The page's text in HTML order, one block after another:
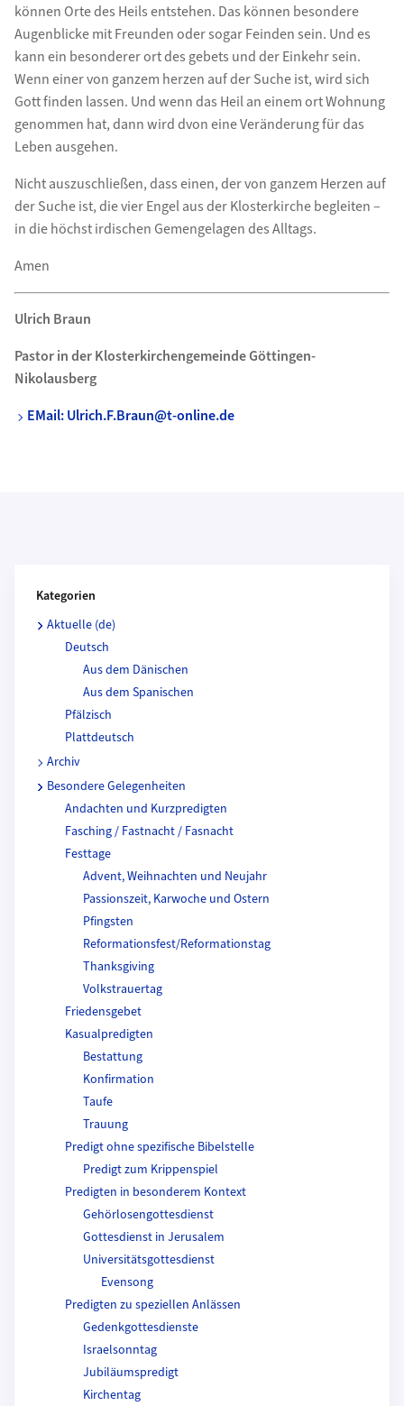
können Orte des Heils entstehen. Das können besondere
Augenblicke mit Freunden oder sogar Feinden sein. Und es
kann ein besonderer ort des gebets und der Einkehr sein.
Wenn einer von ganzem herzen auf der Suche ist, wird sich
Gott finden lassen. Und wenn das Heil an einem ort Wohnung
genommen hat, dann wird dvon eine Veränderung für das
Leben ausgehen.
Nicht auszuschließen, dass einen, der von ganzem Herzen auf
der Suche ist, die vier Engel aus der Klosterkirche begleiten –
in die höchst irdischen Gemengelagen des Alltags.
Amen
Ulrich Braun
Pastor in der Klosterkirchengemeinde Göttingen-
Nikolausberg
EMail: Ulrich.F.Braun@t-online.de
Kategorien
Aktuelle (de)
Deutsch
Aus dem Dänischen
Aus dem Spanischen
Pfälzisch
Plattdeutsch
Archiv
Besondere Gelegenheiten
Andachten und Kurzpredigten
Fasching / Fastnacht / Fasnacht
Festtage
Advent, Weihnachten und Neujahr
Passionszeit, Karwoche und Ostern
Pfingsten
Reformationsfest/Reformationstag
Thanksgiving
Volkstrauertag
Friedensgebet
Kasualpredigten
Bestattung
Konfirmation
Taufe
Trauung
Predigt ohne spezifische Bibelstelle
Predigt zum Krippenspiel
Predigten in besonderem Kontext
Gehörlosengottesdienst
Gottesdienst in Jerusalem
Universitätsgottesdienst
Evensong
Predigten zu speziellen Anlässen
Gedenkgottesdienste
Israelsonntag
Jubiläumspredigt
Kirchentag